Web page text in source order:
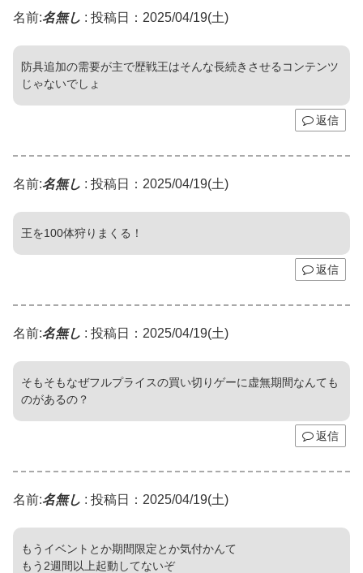
名前:名無し : 投稿日：2025/04/19(土)
防具追加の需要が主で歴戦王はそんな長続きさせるコンテンツ
じゃないでしょ
返信
名前:名無し : 投稿日：2025/04/19(土)
王を100体狩りまくる！
返信
名前:名無し : 投稿日：2025/04/19(土)
そもそもなぜフルプライスの買い切りゲーに虚無期間なんても
のがあるの？
返信
名前:名無し : 投稿日：2025/04/19(土)
もうイベントとか期間限定とか気付かんて
もう2週間以上起動してないぞ